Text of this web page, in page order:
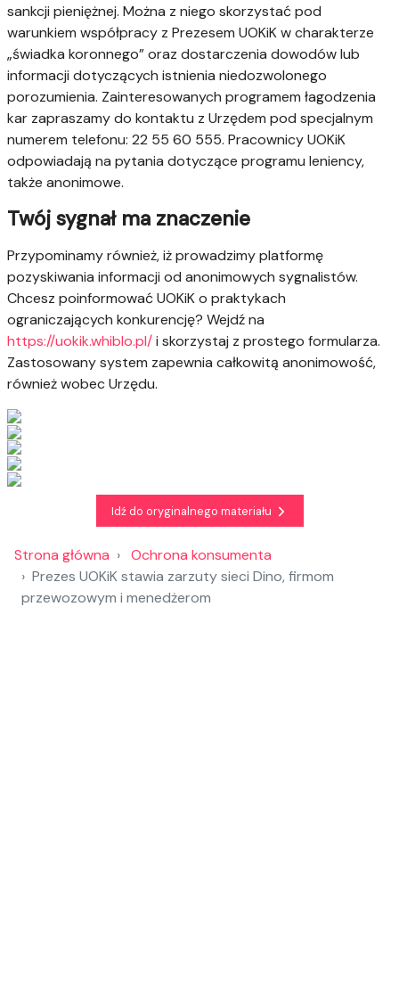
sankcji pieniężnej. Można z niego skorzystać pod
warunkiem współpracy z Prezesem UOKiK w charakterze
„świadka koronnego” oraz dostarczenia dowodów lub
informacji dotyczących istnienia niedozwolonego
porozumienia. Zainteresowanych programem łagodzenia
kar zapraszamy do kontaktu z Urzędem pod specjalnym
numerem telefonu: 22 55 60 555. Pracownicy UOKiK
odpowiadają na pytania dotyczące programu leniency,
także anonimowe.
Twój sygnał ma znaczenie
Przypominamy również, iż prowadzimy platformę
pozyskiwania informacji od anonimowych sygnalistów.
Chcesz poinformować UOKiK o praktykach
ograniczających konkurencję? Wejdź na
https://uokik.whiblo.pl/i skorzystaj z prostego formularza.
Zastosowany system zapewnia całkowitą anonimowość,
również wobec Urzędu.
Idź do oryginalnego materiału
Strona główna
Ochrona konsumenta
Prezes UOKiK stawia zarzuty sieci Dino, firmom
przewozowym i menedżerom